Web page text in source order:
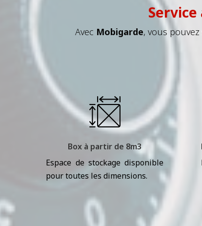
Avec Mobigarde, vous
Box à partir de 8m3
Espace de stockage disponible
pour toutes les dimensions.